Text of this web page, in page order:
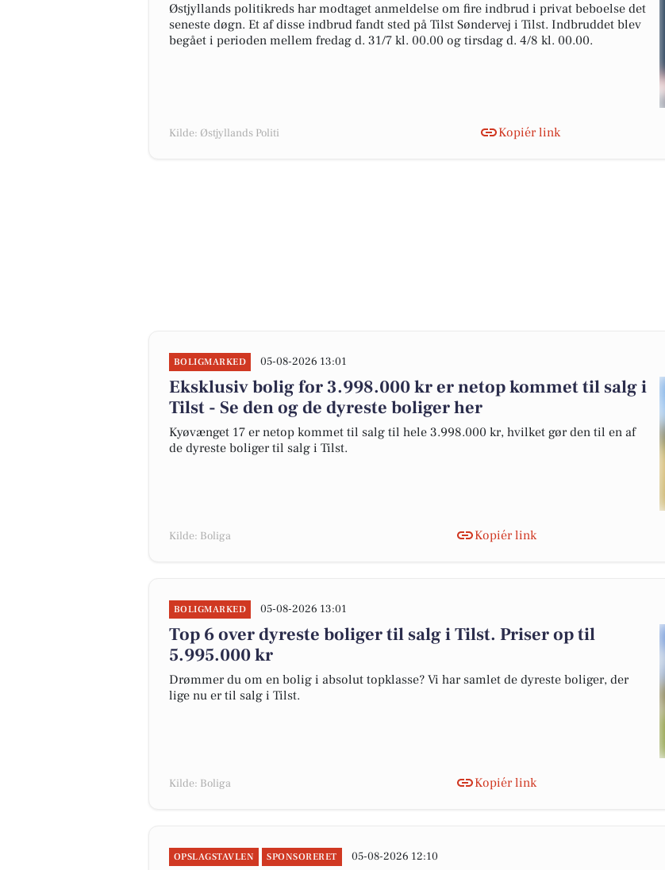
Østjyllands politikreds har modtaget anmeldelse om fire indbrud i privat beboelse det
seneste døgn. Et af disse indbrud fandt sted på Tilst Søndervej i Tilst. Indbruddet blev
begået i perioden mellem fredag d. 31/7 kl. 00.00 og tirsdag d. 4/8 kl. 00.00.
Kilde: Østjyllands Politi Kopiér link
BOLIGMARKED 05-08-2026 13:01
Eksklusiv bolig for 3.998.000 kr er netop kommet til salg i
Tilst - Se den og de dyreste boliger her
Kyøvænget 17 er netop kommet til salg til hele 3.998.000 kr, hvilket gør den til en af
de dyreste boliger til salg i Tilst.
Kilde: Boliga Kopiér link
BOLIGMARKED 05-08-2026 13:01
Top 6 over dyreste boliger til salg i Tilst. Priser op til
5.995.000 kr
Drømmer du om en bolig i absolut topklasse? Vi har samlet de dyreste boliger, der
lige nu er til salg i Tilst.
Kilde: Boliga Kopiér link
OPSLAGSTAVLEN SPONSORERET 05-08-2026 12:10